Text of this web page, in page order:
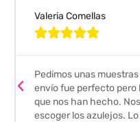
Valeria Comellas

Pedimos unas
envío fue perfecto pero
que nos han hecho.
escoger los azulejos.